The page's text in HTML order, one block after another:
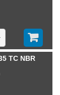
TC NBR